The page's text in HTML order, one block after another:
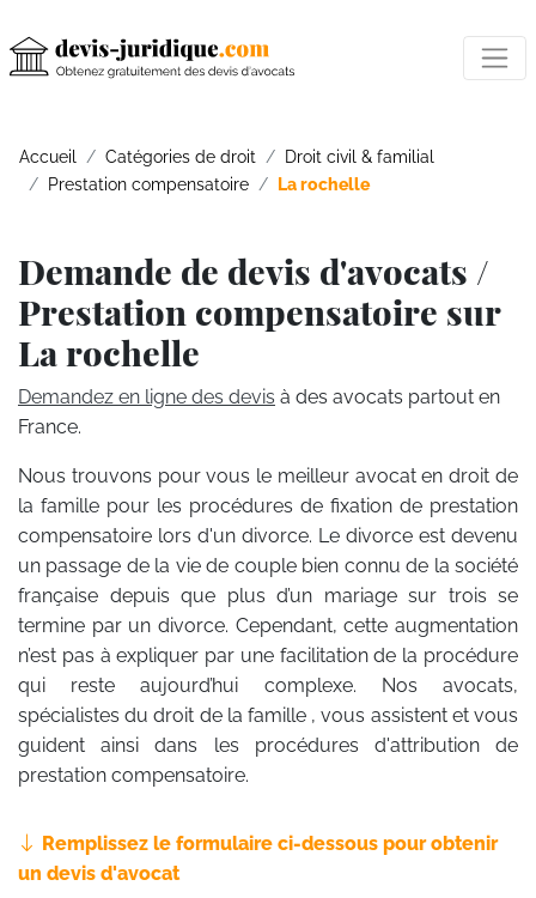
Accueil Catégories de droit
Droit civil & familial
Prestation compensatoire
La rochelle
Demande de devis d'avocats /
Prestation compensatoire sur
La rochelle
Demandez en ligne des devis à des avocats partout en
France.
Nous trouvons pour vous le meilleur avocat en droit de
la famille pour les procédures de fixation de prestation
compensatoire lors d'un divorce. Le divorce est devenu
un passage de la vie de couple bien connu de la société
française depuis que plus d’un mariage sur trois se
termine par un divorce. Cependant, cette augmentation
n’est pas à expliquer par une facilitation de la procédure
qui reste aujourd’hui complexe. Nos avocats,
spécialistes du droit de la famille , vous assistent et vous
guident ainsi dans les procédures d'attribution de
prestation compensatoire.
Remplissez le formulaire ci-dessous pour obtenir
un devis d'avocat